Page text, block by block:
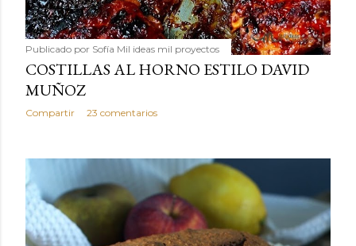
Publicado por Sofía Mil ideas mil proyectos
COSTILLAS AL HORNO ESTILO DAVID
MUÑOZ
Compartir 23 comentarios